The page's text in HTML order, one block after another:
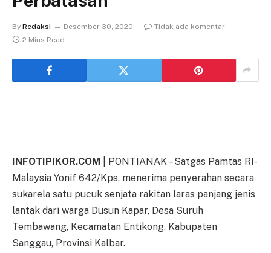
By Redaksi Desember 30, 2020
Tidak ada komentar
2 Mins Read
INFOTIPIKOR.COM | PONTIANAK – Satgas Pamtas RI-
Malaysia Yonif 642/Kps, menerima penyerahan secara
sukarela satu pucuk senjata rakitan laras panjang jenis
lantak dari warga Dusun Kapar, Desa Suruh
Tembawang, Kecamatan Entikong, Kabupaten
Sanggau, Provinsi Kalbar.